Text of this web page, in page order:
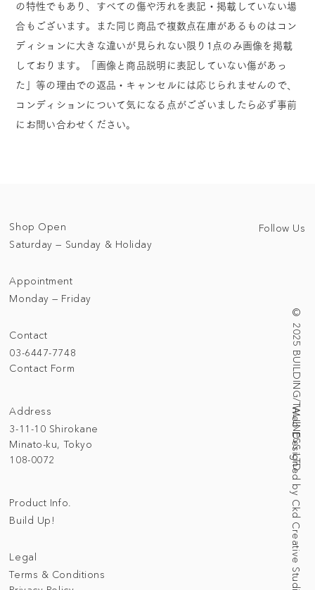
の特性でもあり、すべての傷や汚れを表記・掲載していない場
合もございます。また同じ商品で複数点在庫があるものはコン
ディションに大きな違いが見られない限り1点のみ画像を掲載
しております。「画像と商品説明に表記していない傷があっ
た」等の理由での返品・キャンセルには応じられませんので、
コンディションについて気になる点がございましたら必ず事前
にお問い合わせください。
Address
3-11-10 Shirokane
Minato-ku, Tokyo
108-0072
© 2025 BUILDING/TALLNESS LTD.
Web Designed by Ckd Creative Studio
Contact
03-6447-7748
Contact Form
Shop Open
Saturday — Sunday & Holiday
Appointment
Monday — Friday
Legal
Terms & Conditions
Product Info.
Build Up!
Follow Us